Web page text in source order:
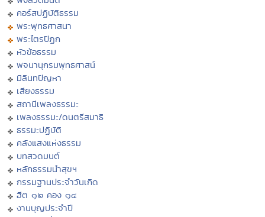
คอร์สปฏิบัติธรรม
พระพุทธศาสนา
พระไตรปิฏก
หัวข้อธรรม
พจนานุกรมพุทธศาสน์
มิลินทปัญหา
เสียงธรรม
สถานีเพลงธรรมะ
เพลงธรรมะ/ดนตรีสมาธิ
ธรรมะปฏิบัติ
คลังแสงแห่งธรรม
บทสวดมนต์
หลักธรรมนำสุขฯ
กรรมฐานประจำวันเกิด
ฮีต ๑๒ คอง ๑๔
งานบุญประจำปี